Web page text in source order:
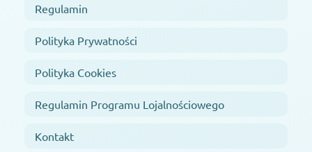
Regulamin
Polityka Prywatności
Polityka Cookies
Regulamin Programu Lojalnościowego
Kontakt